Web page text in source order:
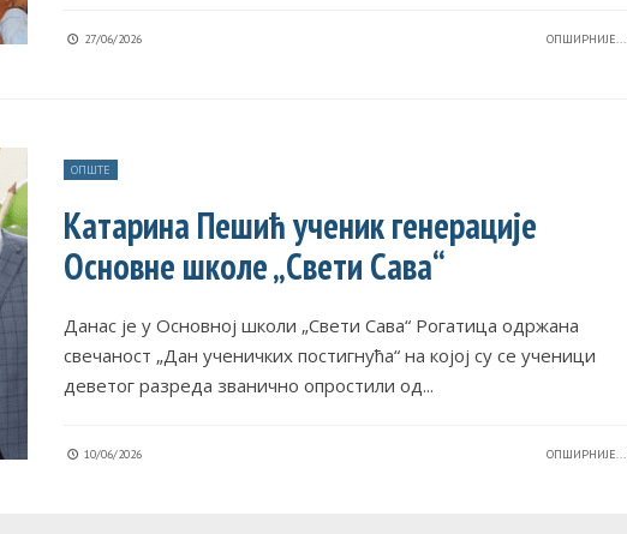
27/06/2026 ОПШИРНИЈЕ...
ОПШТЕ
Катарина Пешић ученик генерације
Основне школе „Свети Сава“
Данас је у Основној школи „Свети Сава“ Рогатица одржана
свечаност „Дан ученичких постигнућа“ на којој су се ученици
деветог разреда званично опростили од...
10/06/2026 ОПШИРНИЈЕ...